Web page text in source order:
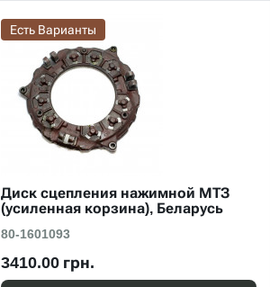
Есть Варианты
Диск сцепления нажимной МТЗ
(усиленная корзина), Беларусь
80-1601093
3410.00 грн.